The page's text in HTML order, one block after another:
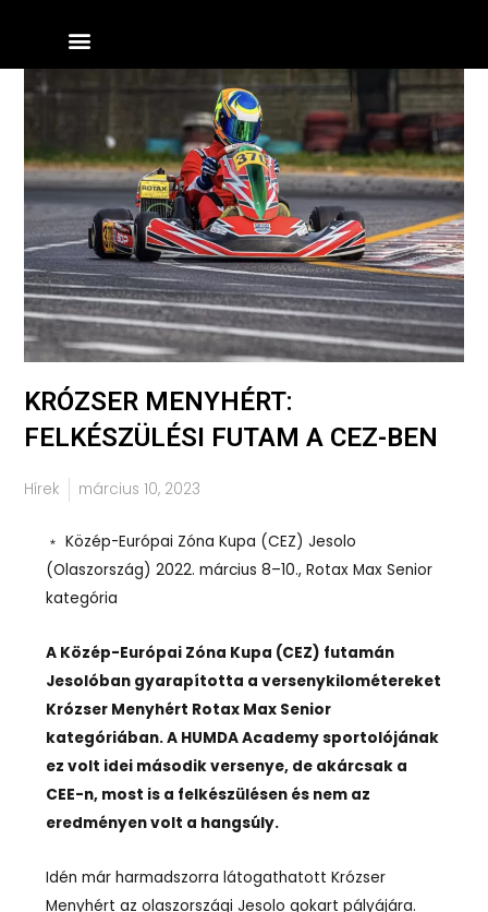
KRÓZSER MENYHÉRT:
FELKÉSZÜLÉSI FUTAM A CEZ-BEN
Hírek március 10, 2023
﹡ Közép-Európai Zóna Kupa (CEZ) Jesolo
(Olaszország) 2022. március 8–10., Rotax Max Senior
kategória
A Közép-Európai Zóna Kupa (CEZ) futamán
Jesolóban gyarapította a versenykilométereket
Krózser Menyhért Rotax Max Senior
kategóriában. A HUMDA Academy sportolójának
ez volt idei második versenye, de akárcsak a
CEE-n, most is a felkészülésen és nem az
eredményen volt a hangsúly.
Idén már harmadszorra látogathatott Krózser
Menyhért az olaszországi Jesolo gokart pályájára.